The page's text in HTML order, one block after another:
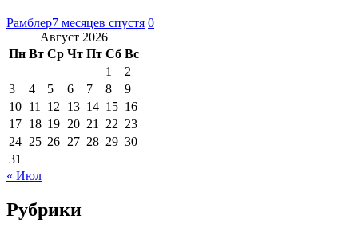
Рамблер7 месяцев спустя 0
Август 2026
Пн Вт Ср Чт Пт Сб Вс
1
2
3
4 5 6 7 8
9
10 11 12 13 14 15 16
17 18 19 20 21 22 23
24 25 26 27 28 29 30
31
« Июл
Рубрики